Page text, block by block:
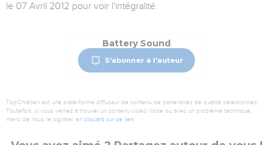
le 07 Avril 2012 pour voir l'intégralité.
Battery Sound
S'abonner à l'auteur
TopChrétien est une plate-forme diffuseur de contenu de partenaires de qualité sélectionnés.
Toutefois, si vous veniez à trouver un contenu vidéo illicite ou avec un problème technique,
merci de nous le signaler en cliquant sur ce lien.